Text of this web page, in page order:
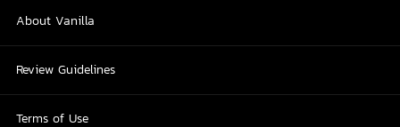
About Vanilla
Review Guidelines
Terms of Use